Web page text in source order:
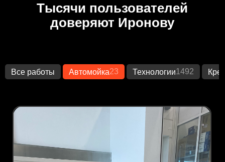
Тысячи пользователей
доверяют Иронову
Все работы Автомойка23 Технологии1492